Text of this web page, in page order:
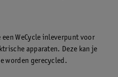
WeCycle inleverpunt voor
apparaten. Deze kan je
worden gerecycled.